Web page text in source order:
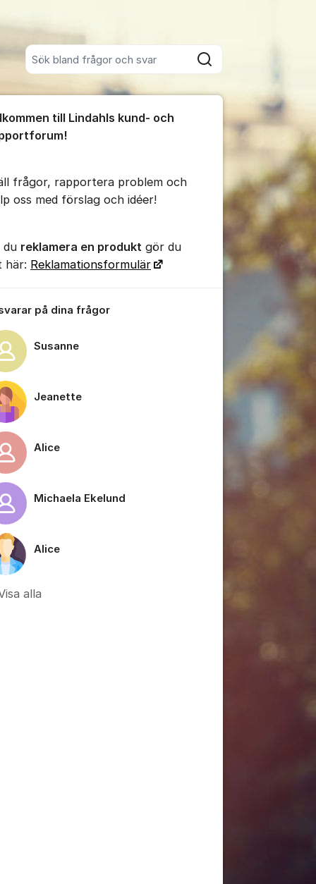
Sök bland alla inlägg
Sök
kommentaren
för inlägg/kommentar
för inlägg/kommentar
för inlägg/kommentar
till Lindahls kund- och
frågor, rapportera problem och
oss med förslag och idéer!
du reklamera en produkt gör du
här: Reklamationsformulär
på dina frågor
Susanne
Jeanette
Alice
Michaela Ekelund
Alice
alla